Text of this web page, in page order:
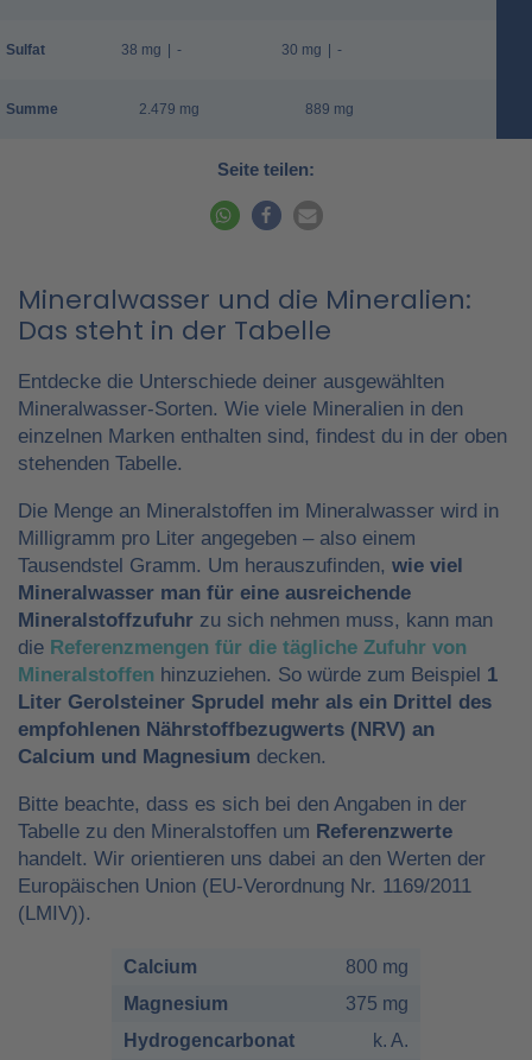
Sulfat
Summe
38 mg | -
2.479 mg
30 mg | -
889 mg
Seite teilen:
Mineralwasser und die Mineralien:
Das steht in der Tabelle
Entdecke die Unterschiede deiner ausgewählten
Mineralwasser-Sorten. Wie viele Mineralien in den
einzelnen Marken enthalten sind, findest du in der oben
stehenden Tabelle.
Die Menge an Mineralstoffen im Mineralwasser wird in
Milligramm pro Liter angegeben – also einem
Tausendstel Gramm. Um herauszufinden, wie viel
Mineralwasser man für eine ausreichende
Mineralstoffzufuhr zu sich nehmen muss, kann man
die Referenzmengen für die tägliche Zufuhr von
Mineralstoffen hinzuziehen. So würde zum Beispiel 1
Liter Gerolsteiner Sprudel mehr als ein Drittel des
empfohlenen Nährstoffbezugwerts (NRV) an
Calcium und Magnesium decken.
Bitte beachte, dass es sich bei den Angaben in der
Tabelle zu den Mineralstoffen um Referenzwerte
handelt. Wir orientieren uns dabei an den Werten der
Europäischen Union (EU-Verordnung Nr. 1169/2011
(LMIV)).
Calcium
800 mg
Magnesium
375 mg
Hydrogencarbonat
k. A.